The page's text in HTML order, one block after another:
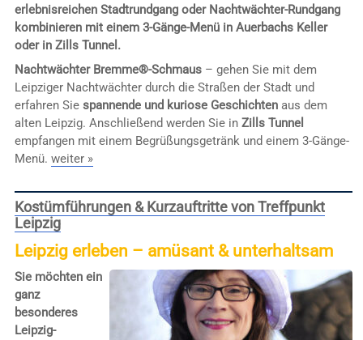
erlebnisreichen Stadtrundgang oder Nachtwächter-Rundgang
kombinieren mit einem 3-Gänge-Menü in Auerbachs Keller
oder in Zills Tunnel.
Nachtwächter Bremme®-Schmaus– gehen Sie mit dem
Leipziger Nachtwächter durch die Straßen der Stadt und
erfahren Sie spannende und kuriose Geschichtenaus dem
alten Leipzig. Anschließend werden Sie in Zills Tunnel
empfangen mit einem Begrüßungsgetränk und einem 3-Gänge-
Menü. weiter »
Kostümführungen & Kurzauftritte von Treffpunkt
Leipzig
Leipzig erleben – amüsant & unterhaltsam
Sie möchten ein
ganz
besonderes
Leipzig-